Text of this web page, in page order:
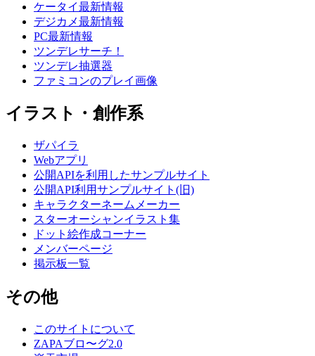
ケータイ最新情報
デジカメ最新情報
PC最新情報
ツンデレサーチ！
ツンデレ抽選器
ファミコンのプレイ画像
イラスト・創作系
ザパイラ
Webアプリ
公開APIを利用したサンプルサイト
公開API利用サンプルサイト(旧)
キャラクターネームメーカー
スターオーシャンイラスト集
ドット絵作成コーナー
メンバーページ
掲示板一覧
その他
このサイトについて
ZAPAブロ〜グ2.0